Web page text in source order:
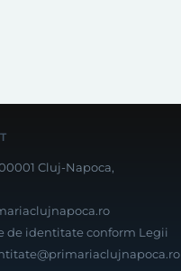
Cluj-Napoca,
de identitate conform Legii